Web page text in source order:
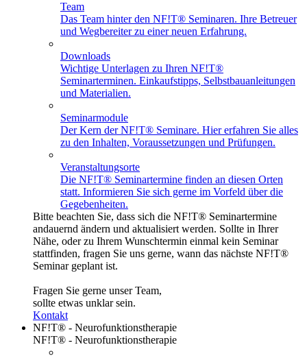
Team
Das Team hinter den NF!T® Seminaren. Ihre Betreuer
und Wegbereiter zu einer neuen Erfahrung.
Downloads
Wichtige Unterlagen zu Ihren NF!T®
Seminarterminen. Einkaufstipps, Selbstbauanleitungen
und Materialien.
Seminarmodule
Der Kern der NF!T® Seminare. Hier erfahren Sie alles
zu den Inhalten, Voraussetzungen und Prüfungen.
Veranstaltungsorte
Die NF!T® Seminartermine finden an diesen Orten
statt. Informieren Sie sich gerne im Vorfeld über die
Gegebenheiten.
Bitte beachten Sie, dass sich die NF!T® Seminartermine
andauernd ändern und aktualisiert werden. Sollte in Ihrer
Nähe, oder zu Ihrem Wunschtermin einmal kein Seminar
stattfinden, fragen Sie uns gerne, wann das nächste NF!T®
Seminar geplant ist.
Fragen Sie gerne unser Team,
sollte etwas unklar sein.
Kontakt
NF!T® - Neurofunktionstherapie
NF!T® - Neurofunktionstherapie